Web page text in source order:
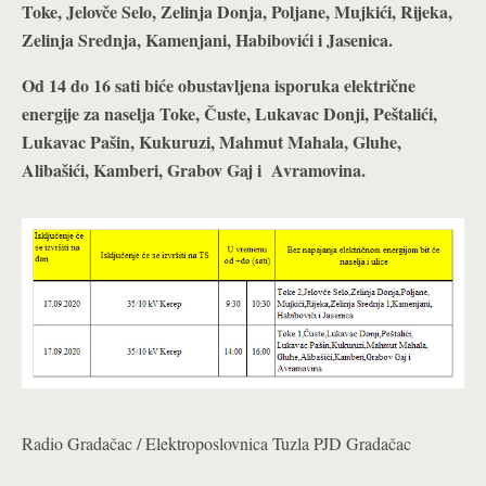
Toke, Jelovče Selo, Zelinja Donja, Poljane, Mujkići, Rijeka,
Zelinja Srednja, Kamenjani, Habibovići i Jasenica.
Od 14 do 16 sati biće obustavljena isporuka električne
energije za naselja Toke, Čuste, Lukavac Donji, Peštalići,
Lukavac Pašin, Kukuruzi, Mahmut Mahala, Gluhe,
Alibašići, Kamberi, Grabov Gaj i Avramovina.
Radio Gradačac / Elektroposlovnica Tuzla PJD Gradačac